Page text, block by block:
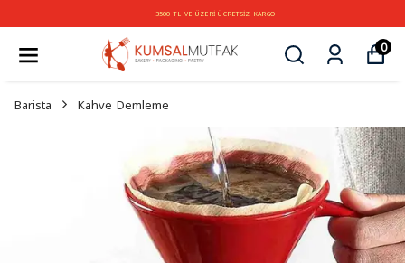
3500 TL VE ÜZERİ ÜCRETSİZ KARGO
0
Barista Kahve Demleme